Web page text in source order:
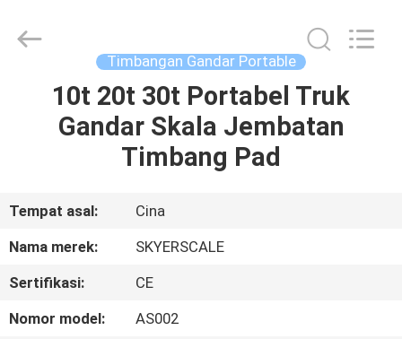
RUMAH
VIDEO
KAMI
Co.,Limited.
Timbangan Gandar Portable
10t 20t 30t Portabel Truk
Gandar Skala Jembatan
Timbang Pad
Tempat asal:
Cina
Nama merek:
SKYERSCALE
Sertifikasi:
CE
Nomor model:
AS002